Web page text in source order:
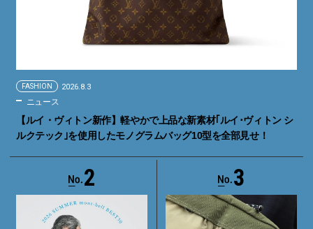
FASHION 2026.8.3
ニュース
【ルイ・ヴィトン新作】軽やかで上品な新素材｢ルイ･ヴィトン シ
ルクテック｣を使用したモノグラムバッグ10型を全部見せ！
2 3